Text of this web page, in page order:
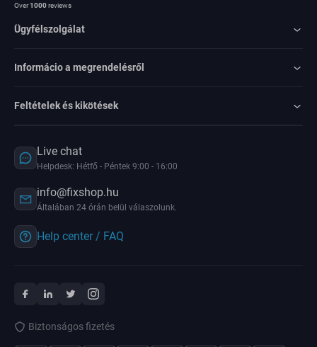
Over1000reviews
Ügyfélszolgálat
Informácio a megrendelésről
Feltételek és kikötések
Live chat
Helpdesk: Hétfő - Péntek 9:00 - 16:00
info@fixshop.hu
Általában 24 órán belül válaszolunk.
Help center / FAQ
Biztonságos fizetés